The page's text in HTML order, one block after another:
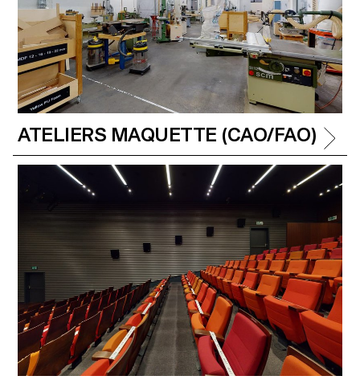
lumière aussi bien des travaux
d’étudiant·e·s et d’alumni que des
œuvres d’artistes reconnu·e·s.
ATELIERS MAQUETTE (CAO/FAO)